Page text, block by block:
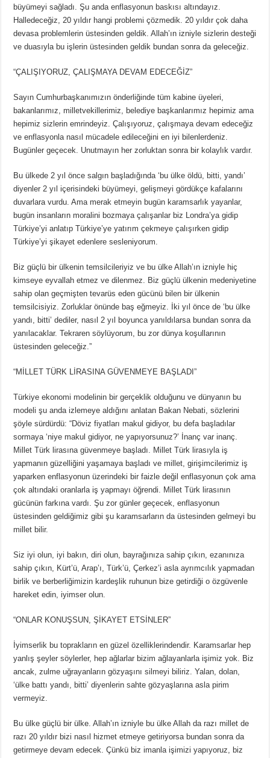
büyümeyi sağladı. Şu anda enflasyonun baskısı altındayız.
Halledeceğiz, 20 yıldır hangi problemi çözmedik. 20 yıldır çok daha
devasa problemlerin üstesinden geldik. Allah’ın izniyle sizlerin desteği
ve duasıyla bu işlerin üstesinden geldik bundan sonra da geleceğiz.
“ÇALIŞIYORUZ, ÇALIŞMAYA DEVAM EDECEĞİZ”
Sayın Cumhurbaşkanımızın önderliğinde tüm kabine üyeleri,
bakanlarımız, milletvekillerimiz, belediye başkanlarımız hepimiz ama
hepimiz sizlerin emrindeyiz. Çalışıyoruz, çalışmaya devam edeceğiz
ve enflasyonla nasıl mücadele edileceğini en iyi bilenlerdeniz.
Bugünler geçecek. Unutmayın her zorluktan sonra bir kolaylık vardır.
Bu ülkede 2 yıl önce salgın başladığında ‘bu ülke öldü, bitti, yandı’
diyenler 2 yıl içerisindeki büyümeyi, gelişmeyi gördükçe kafalarını
duvarlara vurdu. Ama merak etmeyin bugün karamsarlık yayanlar,
bugün insanların moralini bozmaya çalışanlar biz Londra’ya gidip
Türkiye’yi anlatıp Türkiye’ye yatırım çekmeye çalışırken gidip
Türkiye’yi şikayet edenlere sesleniyorum.
Biz güçlü bir ülkenin temsilcileriyiz ve bu ülke Allah’ın izniyle hiç
kimseye eyvallah etmez ve dilenmez. Biz güçlü ülkenin medeniyetine
sahip olan geçmişten tevarüs eden gücünü bilen bir ülkenin
temsilcisiyiz. Zorluklar önünde baş eğmeyiz. İki yıl önce de ‘bu ülke
yandı, bitti’ dediler, nasıl 2 yıl boyunca yanıldılarsa bundan sonra da
yanılacaklar. Tekraren söylüyorum, bu zor dünya koşullarının
üstesinden geleceğiz.”
“MİLLET TÜRK LİRASINA GÜVENMEYE BAŞLADI”
Türkiye ekonomi modelinin bir gerçeklik olduğunu ve dünyanın bu
modeli şu anda izlemeye aldığını anlatan Bakan Nebati, sözlerini
şöyle sürdürdü: “Döviz fiyatları makul gidiyor, bu defa başladılar
sormaya ‘niye makul gidiyor, ne yapıyorsunuz?’ İnanç var inanç.
Millet Türk lirasına güvenmeye başladı. Millet Türk lirasıyla iş
yapmanın güzelliğini yaşamaya başladı ve millet, girişimcilerimiz iş
yaparken enflasyonun üzerindeki bir faizle değil enflasyonun çok ama
çok altındaki oranlarla iş yapmayı öğrendi. Millet Türk lirasının
gücünün farkına vardı. Şu zor günler geçecek, enflasyonun
üstesinden geldiğimiz gibi şu karamsarların da üstesinden gelmeyi bu
millet bilir.
Siz iyi olun, iyi bakın, diri olun, bayrağınıza sahip çıkın, ezanınıza
sahip çıkın, Kürt’ü, Arap’ı, Türk’ü, Çerkez’i asla ayrımcılık yapmadan
birlik ve berberliğimizin kardeşlik ruhunun bize getirdiği o özgüvenle
hareket edin, iyimser olun.
“ONLAR KONUŞSUN, ŞİKAYET ETSİNLER”
İyimserlik bu toprakların en güzel özelliklerindendir. Karamsarlar hep
yanlış şeyler söylerler, hep ağlarlar bizim ağlayanlarla işimiz yok. Biz
ancak, zulme uğrayanların gözyaşını silmeyi biliriz. Yalan, dolan,
‘ülke battı yandı, bitti’ diyenlerin sahte gözyaşlarına asla pirim
vermeyiz.
Bu ülke güçlü bir ülke. Allah’ın izniyle bu ülke Allah da razı millet de
razı 20 yıldır bizi nasıl hizmet etmeye getiriyorsa bundan sonra da
getirmeye devam edecek. Çünkü biz imanla işimizi yapıyoruz, biz